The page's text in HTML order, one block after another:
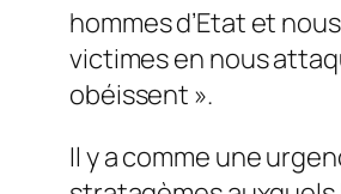
hommes d’Etat et
victimes en nous
obéissent ».
Il y a comme une